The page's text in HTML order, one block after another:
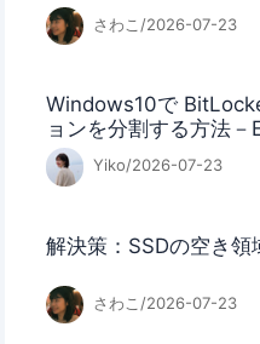
さわこ/2026-07-23
Windows10で
ョンを分割する方法－
Yiko/2026-07-23
解決策：SSDの空き
さわこ/2026-07-23